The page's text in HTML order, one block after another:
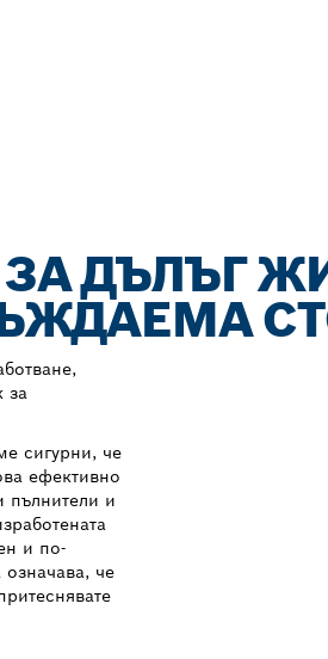
ЗА ДЪЛЪГ
за
сигурни, че
ефективно
пълнители и
и по-
че